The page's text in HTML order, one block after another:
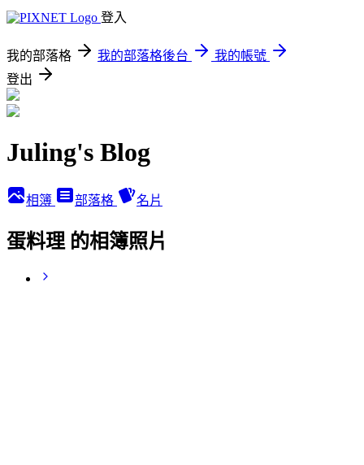
登入
我的部落格 我的部落格後台
我的帳號
登出
Juling's Blog
相簿 部落格 名片
蛋料理 的相簿照片